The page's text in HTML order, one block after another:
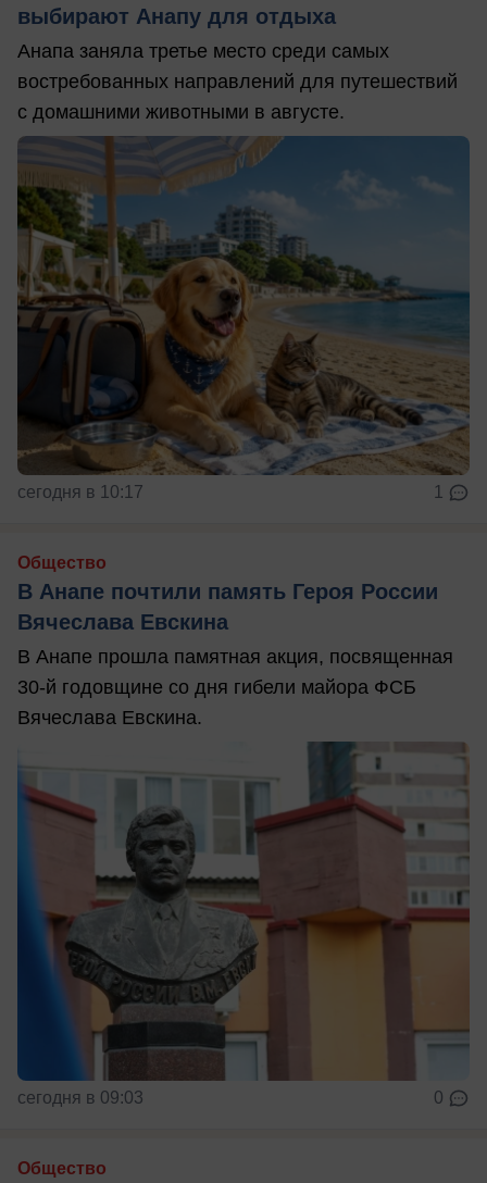
выбирают Анапу для отдыха
Анапа заняла третье место среди самых
востребованных направлений для путешествий
с домашними животными в августе.
сегодня в 10:17 1
Общество
В Анапе почтили память Героя России
Вячеслава Евскина
В Анапе прошла памятная акция, посвященная
30-й годовщине со дня гибели майора ФСБ
Вячеслава Евскина.
сегодня в 09:03 0
Общество